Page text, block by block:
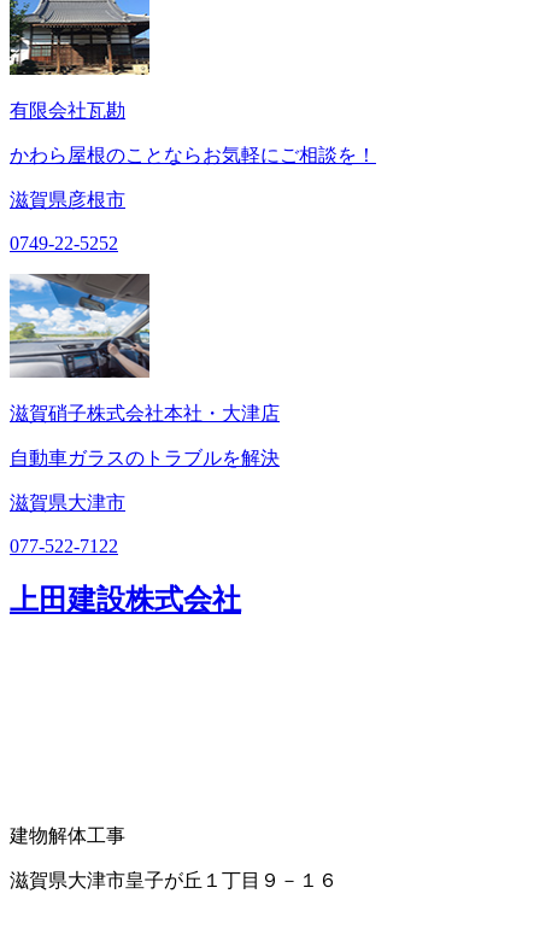
有限会社瓦勘
かわら屋根のことならお気軽にご相談を！
滋賀県彦根市
0749-22-5252
滋賀硝子株式会社本社・大津店
自動車ガラスのトラブルを解決
滋賀県大津市
077-522-7122
上田建設株式会社
建物解体工事
滋賀県大津市皇子が丘１丁目９－１６